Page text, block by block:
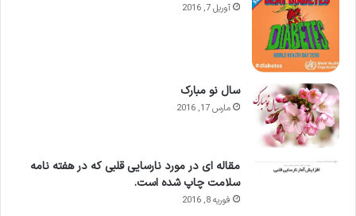
آوریل 7, 2016
سال نو مبارک
مارس 17, 2016
مقاله ای در مورد نارسایی قلبی که در هفته نامه
سلامت چاپ شده است.
فوریه 8, 2016